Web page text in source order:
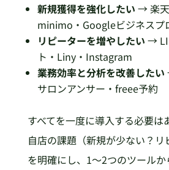
新規獲得を強化したい → 楽天
minimo・Googleビジネスプ
リピーターを増やしたい →
ト・Liny・Instagram
業務効率と分析を改善したい
サロンアンサー・freee予約
すべてを一度に導入する必要は
自店の課題（新規が少ない？リ
を明確にし、1〜2つのツール